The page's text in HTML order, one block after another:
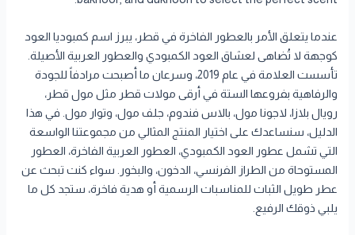
عندما يتعلق الأمر بالعطور الفاخرة في قطر، يبرز اسم كمبوديا العود
كوجهة لا تُضاهى لعشاق العود الكمبودي والعطور العربية الأصيلة.
تأسست العلامة في عام 2019، وسرعان ما أصبحت مرادفاً للجودة
والرفاهية بفروعها الستة في أرقى مولات قطر مثل مول قطر،
رويال بلازا، لاجونا مول، بالاس فندوم، جلف مول، وتوار مول. في هذا
الدليل، سنساعدك على اختيار المنتج المثالي من مجموعتنا الواسعة
التي تشمل عطور العود الكمبودي، العطور العربية الفاخرة، العطور
المستوحاة من الطراز الفرنسي، الدخون، والبخور. سواء كنت تبحث عن
عطر طويل الثبات للمناسبات الرسمية أو هدية فاخرة، ستجد كل ما
يلبي ذوقك الرفيع.